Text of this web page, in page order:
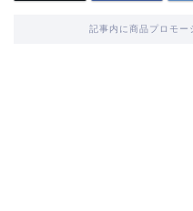
記事内に商品プロモー